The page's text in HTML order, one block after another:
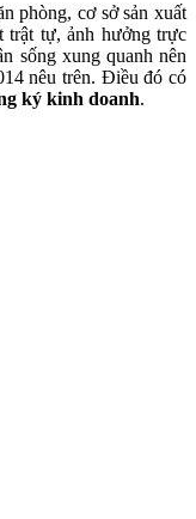
phòng, cơ sở sản xuất
trật tự, ảnh hưởng trực
sống xung quanh nên
nêu trên. Điều đó có
ký kinh doanh.